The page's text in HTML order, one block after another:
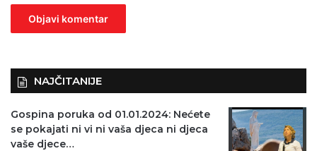
NAJČITANIJE
Gospina poruka od 01.01.2024: Nećete
se pokajati ni vi ni vaša djeca ni djeca
vaše djece…